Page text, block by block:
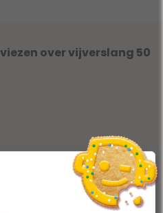
over vijverslang 50